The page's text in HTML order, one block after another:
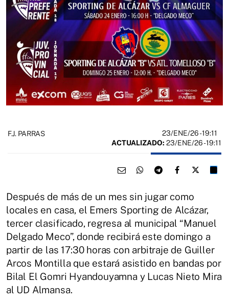
F.J. PARRAS 23/ENE/26- 19:11
ACTUALIZADO: 23/ENE/26 - 19:11
Después de más de un mes sin jugar como
locales en casa, el Emers Sporting de Alcázar,
tercer clasificado, regresa al municipal “Manuel
Delgado Meco”, donde recibirá este domingo a
partir de las 17:30 horas con arbitraje de Guiller
Arcos Montilla que estará asistido en bandas por
Bilal El Gomri Hyandouyamna y Lucas Nieto Mira
al UD Almansa.